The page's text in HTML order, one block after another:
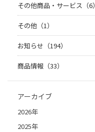
その他商品・サービス（6）
その他（1）
お知らせ（194）
商品情報（33）
アーカイブ
2026年
2025年